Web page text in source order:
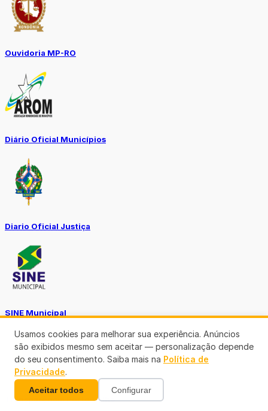
Ouvidoria MP-RO
Diário Oficial Municípios
Diario Oficial Justiça
SINE Municipal
Transparência Porto Velho
Usamos cookies para melhorar sua experiência. Anúncios
são exibidos mesmo sem aceitar — personalização depende
do seu consentimento. Saiba mais na Política de
Privacidade.
Aceitar todos Configurar